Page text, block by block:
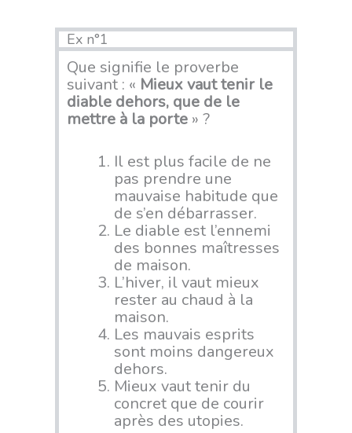
Ex n°1
Que signifie le proverbe
suivant : « Mieux vaut tenir le
diable dehors, que de le
mettre à la porte » ?
Il est plus facile de ne
pas prendre une
mauvaise habitude que
de s’en débarrasser.
Le diable est l’ennemi
des bonnes maîtresses
de maison.
L’hiver, il vaut mieux
rester au chaud à la
maison.
Les mauvais esprits
sont moins dangereux
dehors.
Mieux vaut tenir du
concret que de courir
après des utopies.